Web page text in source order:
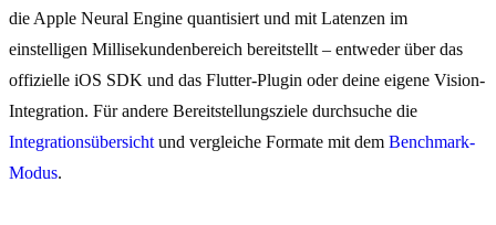
die Apple Neural Engine quantisiert und mit Latenzen im
einstelligen Millisekundenbereich bereitstellt – entweder über das
offizielle iOS SDK und das Flutter-Plugin oder deine eigene Vision-
Integration. Für andere Bereitstellungsziele durchsuche die
Integrationsübersicht und vergleiche Formate mit dem Benchmark-
Modus.